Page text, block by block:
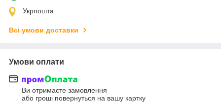
Укрпошта
Всі умови доставки
Умови оплати
Ви отримаєте замовлення
або гроші повернуться на вашу картку